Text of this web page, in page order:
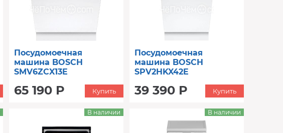
Посудомоечная
машина BOSCH
SMV6ZCX13E
65 190 Р Купить
Посудомоечная
машина BOSCH
SPV2HKX42E
39 390 Р Купить
В наличии В наличии